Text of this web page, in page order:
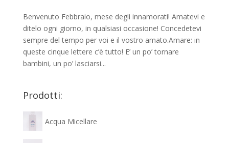
Benvenuto Febbraio, mese degli innamorati! Amatevi e
ditelo ogni giorno, in qualsiasi occasione! Concedetevi
sempre del tempo per voi e il vostro amato.Amare: in
queste cinque lettere c’è tutto! E’ un po’ tornare
bambini, un po’ lasciarsi...
Prodotti:
Acqua Micellare